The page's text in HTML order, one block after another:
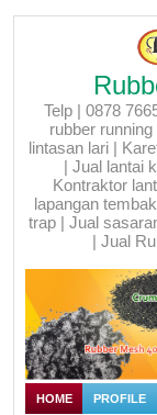
Telp | 0878
rubber
lintasan lari |
| Jual lantai
Kontraktor
lapangan
trap | Jual
| Jual
HOME PROFILE